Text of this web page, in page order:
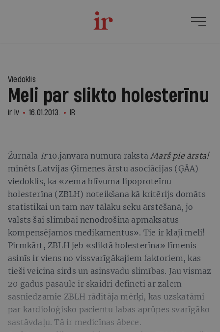
Viedoklis
Meli par slikto holesterīnu
ir.lv 16.01.2013. IR
Žurnāla Ir10.janvāra numura rakstāMarš pie ārsta!
minēts Latvijas Ģimenes ārstu asociācijas (ĢĀA)
viedoklis, ka «zema blīvuma lipoproteīnu
holesterīna (ZBLH) noteikšana kā kritērijs domāts
statistikai un tam nav tālāku seku ārstēšanā, jo
valsts šai slimībai nenodrošina apmaksātus
kompensējamos medikamentus». Tie ir klaji meli!
Pirmkārt, ZBLH jeb «sliktā holesterīna» līmenis
asinīs ir viens no vissvarīgākajiem faktoriem, kas
tieši veicina sirds un asinsvadu slimības. Jau vismaz
20 gadus pasaulē ir skaidri definēti ar zālēm
sasniedzamie ZBLH rādītāja mērķi, kas uzskatāmi
par kardioloģisko pacientu labas aprūpes svarīgāko
sastāvdaļu. Tā ir medicīnas ābece.